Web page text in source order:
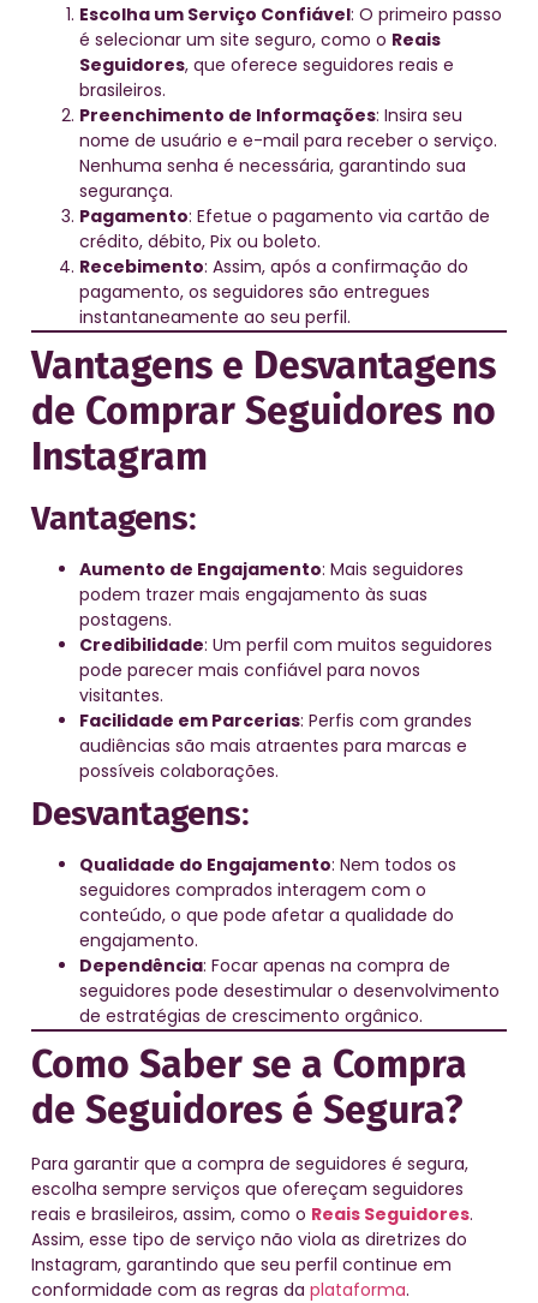
Escolha um Serviço Confiável: O primeiro passo
é selecionar um site seguro, como o Reais
Seguidores, que oferece seguidores reais e
brasileiros.
Preenchimento de Informações: Insira seu
nome de usuário e e-mail para receber o serviço.
Nenhuma senha é necessária, garantindo sua
segurança.
Pagamento: Efetue o pagamento via cartão de
crédito, débito, Pix ou boleto.
Recebimento: Assim, após a confirmação do
pagamento, os seguidores são entregues
instantaneamente ao seu perfil.
Vantagens e Desvantagens
de Comprar Seguidores no
Instagram
Vantagens:
Aumento de Engajamento: Mais seguidores
podem trazer mais engajamento às suas
postagens.
Credibilidade: Um perfil com muitos seguidores
pode parecer mais confiável para novos
visitantes.
Facilidade em Parcerias: Perfis com grandes
audiências são mais atraentes para marcas e
possíveis colaborações.
Desvantagens:
Qualidade do Engajamento: Nem todos os
seguidores comprados interagem com o
conteúdo, o que pode afetar a qualidade do
engajamento.
Dependência: Focar apenas na compra de
seguidores pode desestimular o desenvolvimento
de estratégias de crescimento orgânico.
Como Saber se a Compra
de Seguidores é Segura?
Para garantir que a compra de seguidores é segura,
escolha sempre serviços que ofereçam seguidores
reais e brasileiros, assim, como o Reais Seguidores.
Assim, esse tipo de serviço não viola as diretrizes do
Instagram, garantindo que seu perfil continue em
conformidade com as regras da plataforma.